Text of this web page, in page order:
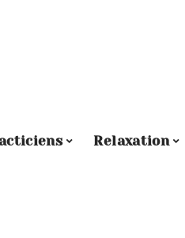
Relaxation